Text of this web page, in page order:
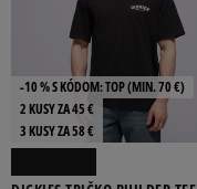
-10 % S KÓDOM: TOP (MIN. 70 €)
2 KUSY ZA 45 €
3 KUSY ZA 58 €